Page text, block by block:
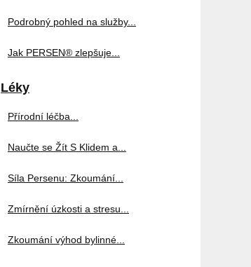
Podrobný pohled na služby...
Jak PERSEN® zlepšuje...
Léky
Přírodní léčba...
Naučte se Žít S Klidem a...
Síla Persenu: Zkoumání...
Zmírnění úzkosti a stresu...
Zkoumání výhod bylinné...